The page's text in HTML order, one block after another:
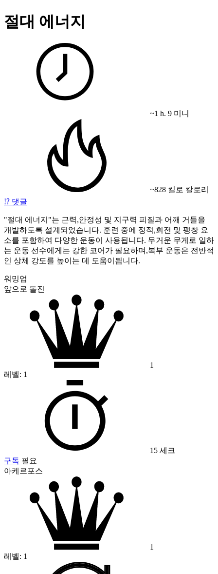
절대 에너지
~1 h. 9 미니
~828 킬로 칼로리
⁉️ 댓글
"절대 에너지"는 근력,안정성 및 지구력 피질과 어깨 거들을
개발하도록 설계되었습니다. 훈련 중에 정적,회전 및 팽창 요
소를 포함하여 다양한 운동이 사용됩니다. 무거운 무게로 일하
는 운동 선수에게는 강한 코어가 필요하며,복부 운동은 전반적
인 상체 강도를 높이는 데 도움이됩니다.
워밍업
앞으로 돌진
1
레벨: 1
15 세크
구독 필요
아케르포스
1
레벨: 1